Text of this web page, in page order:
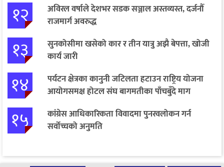
१२
अविरल वर्षाले देशभर सडक सञ्जाल अस्तव्यस्त, दर्जनौँ
राजमार्ग अवरुद्ध
१३
सुनकोसीमा खसेको कार र तीन यात्रु अझै बेपत्ता, खोजी
कार्य जारी
१४
पर्यटन क्षेत्रका कानुनी जटिलता हटाउन राष्ट्रिय योजना
आयोगसमक्ष होटल संघ बागमतीका पाँचबुँदे माग
१५
कांग्रेस आधिकारिकता विवादमा पुनरवलोकन गर्न
सर्वोच्चको अनुमति